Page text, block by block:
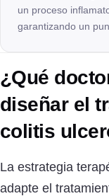
un proceso
garantizando un
¿Qué
diseñar el
colitis
La estrategia
adapte el